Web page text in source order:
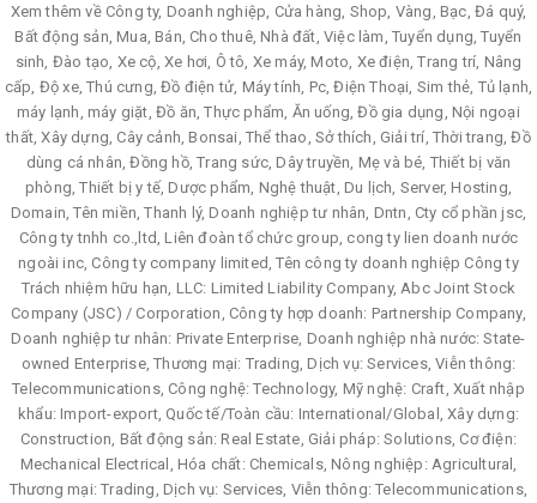
Xem thêm về Công ty, Doanh nghiệp, Cửa hàng, Shop, Vàng, Bạc, Đá quý,
Bất động sản, Mua, Bán, Cho thuê, Nhà đất, Việc làm, Tuyển dụng, Tuyển
sinh, Đào tạo, Xe cộ, Xe hơi, Ô tô, Xe máy, Moto, Xe điện, Trang trí, Nâng
cấp, Độ xe, Thú cưng, Đồ điện tử, Máy tính, Pc, Điện Thoại, Sim thẻ, Tủ lạnh,
máy lạnh, máy giặt, Đồ ăn, Thực phẩm, Ăn uống, Đồ gia dụng, Nội ngoại
thất, Xây dựng, Cây cảnh, Bonsai, Thể thao, Sở thích, Giải trí, Thời trang, Đồ
dùng cá nhân, Đồng hồ, Trang sức, Dây truyền, Mẹ và bé, Thiết bị văn
phòng, Thiết bị y tế, Dược phẩm, Nghệ thuật, Du lịch, Server, Hosting,
Domain, Tên miền, Thanh lý, Doanh nghiệp tư nhân, Dntn, Cty cổ phần jsc,
Công ty tnhh co.,ltd, Liên đoàn tổ chức group, cong ty lien doanh nước
ngoài inc, Công ty company limited, Tên công ty doanh nghiệp Công ty
Trách nhiệm hữu hạn, LLC: Limited Liability Company, Abc Joint Stock
Company (JSC) / Corporation, Công ty hợp doanh: Partnership Company,
Doanh nghiệp tư nhân: Private Enterprise, Doanh nghiệp nhà nước: State-
owned Enterprise, Thương mại: Trading, Dịch vụ: Services, Viễn thông:
Telecommunications, Công nghệ: Technology, Mỹ nghệ: Craft, Xuất nhập
khẩu: Import-export, Quốc tế/Toàn cầu: International/Global, Xây dựng:
Construction, Bất động sản: Real Estate, Giải pháp: Solutions, Cơ điện:
Mechanical Electrical, Hóa chất: Chemicals, Nông nghiệp: Agricultural,
Thương mại: Trading, Dịch vụ: Services, Viễn thông: Telecommunications,